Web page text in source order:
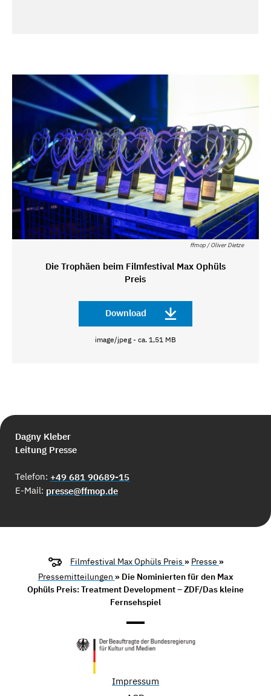
ffmop / Oliver Dietze
Die Trophäen beim Filmfestival Max Ophüls
Preis
Download
image/jpeg - ca. 1,51 MB
Dagny Kleber
Leitung Presse
Telefon: +49 681 90689-15
E-Mail: presse@ffmop.de
Filmfestival Max Ophüls Preis » Presse »
Pressemitteilungen » Die Nominierten für den Max
Ophüls Preis: Treatment Development – ZDF/Das kleine
Fernsehspiel
Impressum